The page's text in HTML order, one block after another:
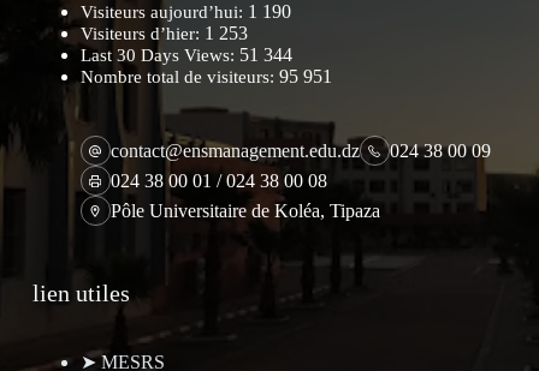
Visiteurs aujourd’hui: 1 190
Visiteurs d’hier: 1 253
Last 30 Days Views: 51 344
Nombre total de visiteurs: 95 951
contact@ensmanagement.edu.dz
024 38 00 09
024 38 00 01 / 024 38 00 08
Pôle Universitaire de Koléa, Tipaza
lien utiles
➤ MESRS